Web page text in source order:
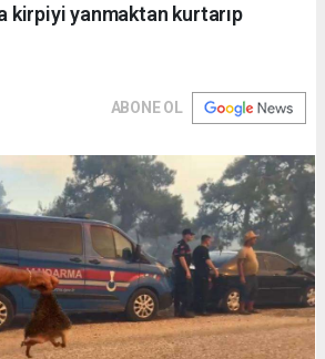
kirpiyi yanmaktan kurtarıp
ABONE OL